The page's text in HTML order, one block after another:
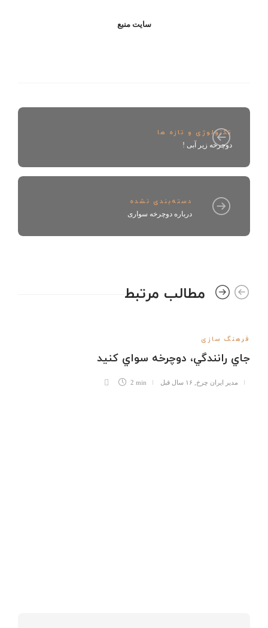
سايت منبع
تکنولوژی و تازه ها
دوچرخه زیر آبی !
دسته‌بندی نشده
درباره دوچرخه سواری
مطالب مرتبط
فرهنگ سازی
جاي رانندگي، دوچرخه سواي كنيد
مدیر ایران چرخ ۱۶ سال قبل 2 min